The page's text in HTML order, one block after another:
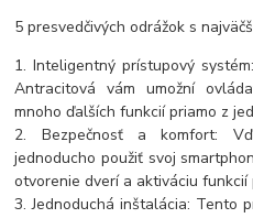
5 presvedčivých odrážok s
1. Inteligentný prístupový
Antracitová vám umožní
mnoho ďalších funkcií priamo z
2. Bezpečnosť a komfort:
jednoducho použiť svoj
otvorenie dverí a aktiváciu
3. Jednoduchá inštalácia: Tento